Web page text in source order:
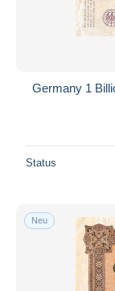
Germany 1
Status
Neu